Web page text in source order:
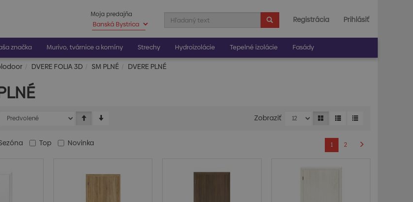
Registrácia Prihlásiť
Moja predajňa
značka Murivo, tvárnice a komíny Strechy Hydroizolácie Tepelné izolácie Fasády
DVERE FOLIA 3D SM PLNÉ DVERE PLNÉ
Zobraziť
Top Novinka 1 2